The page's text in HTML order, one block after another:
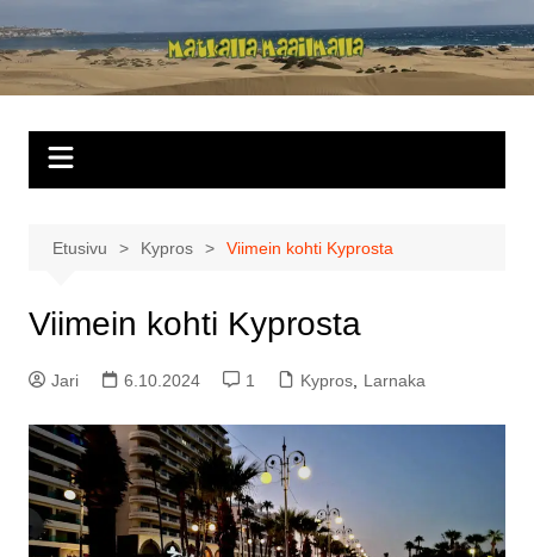
sisältöön
Matkalla
maailmalla
Etusivu Kypros Viimein kohti Kyprosta
Viimein kohti Kyprosta
Jari 6.10.2024 1 Kypros, Larnaka